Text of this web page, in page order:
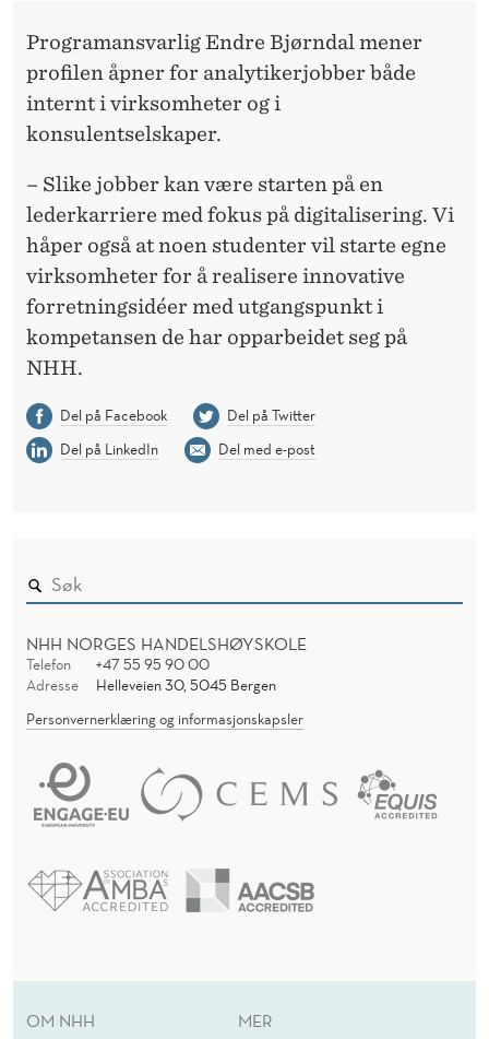
Programansvarlig Endre Bjørndal mener
profilen åpner for analytikerjobber både
internt i virksomheter og i
konsulentselskaper.
– Slike jobber kan være starten på en
lederkarriere med fokus på digitalisering. Vi
håper også at noen studenter vil starte egne
virksomheter for å realisere innovative
forretningsidéer med utgangspunkt i
kompetansen de har opparbeidet seg på
NHH.
Del på Facebook
Del på Twitter
Del på LinkedIn
Del med e-post
NHH NORGES HANDELSHØYSKOLE
Telefon
+47 55 95 90 00
Adresse
Helleveien 30, 5045 Bergen
Personvernerklæring og informasjonskapsler
OM NHH
MER